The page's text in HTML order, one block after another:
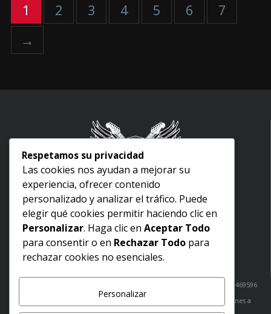
1 2 3 4 5 6
7
→
Inicio
Nosotros
Aviso legal
Términos y condiciones
Politica de devoluciones
¿Dudas? Comunicate con nosotros: Cabo San Lucas: 6241051520 / 6241469596
Lunes a
Respetamos su privacidad
Las cookies nos ayudan a mejorar su
experiencia, ofrecer contenido
personalizado y analizar el tráfico. Puede
elegir qué cookies permitir haciendo clic en
Personalizar. Haga clic en Aceptar Todo
para consentir o en Rechazar Todo para
rechazar cookies no esenciales.
Personalizar